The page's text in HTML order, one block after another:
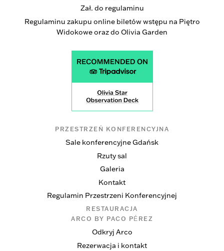
Zał. do regulaminu
Regulaminu zakupu online biletów wstępu na Piętro
Widokowe oraz do Olivia Garden
PRZESTRZEŃ KONFERENCYJNA
Sale konferencyjne Gdańsk
Rzuty sal
Galeria
Kontakt
Regulamin Przestrzeni Konferencyjnej
RESTAURACJA
ARCO BY PACO PÉREZ
Odkryj Arco
Rezerwacja i kontakt